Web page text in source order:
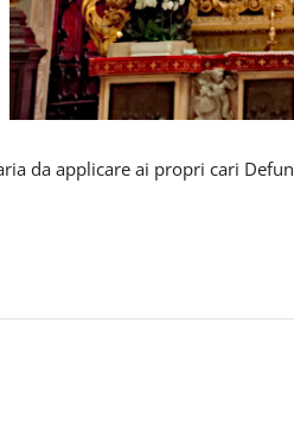
da applicare ai propri cari